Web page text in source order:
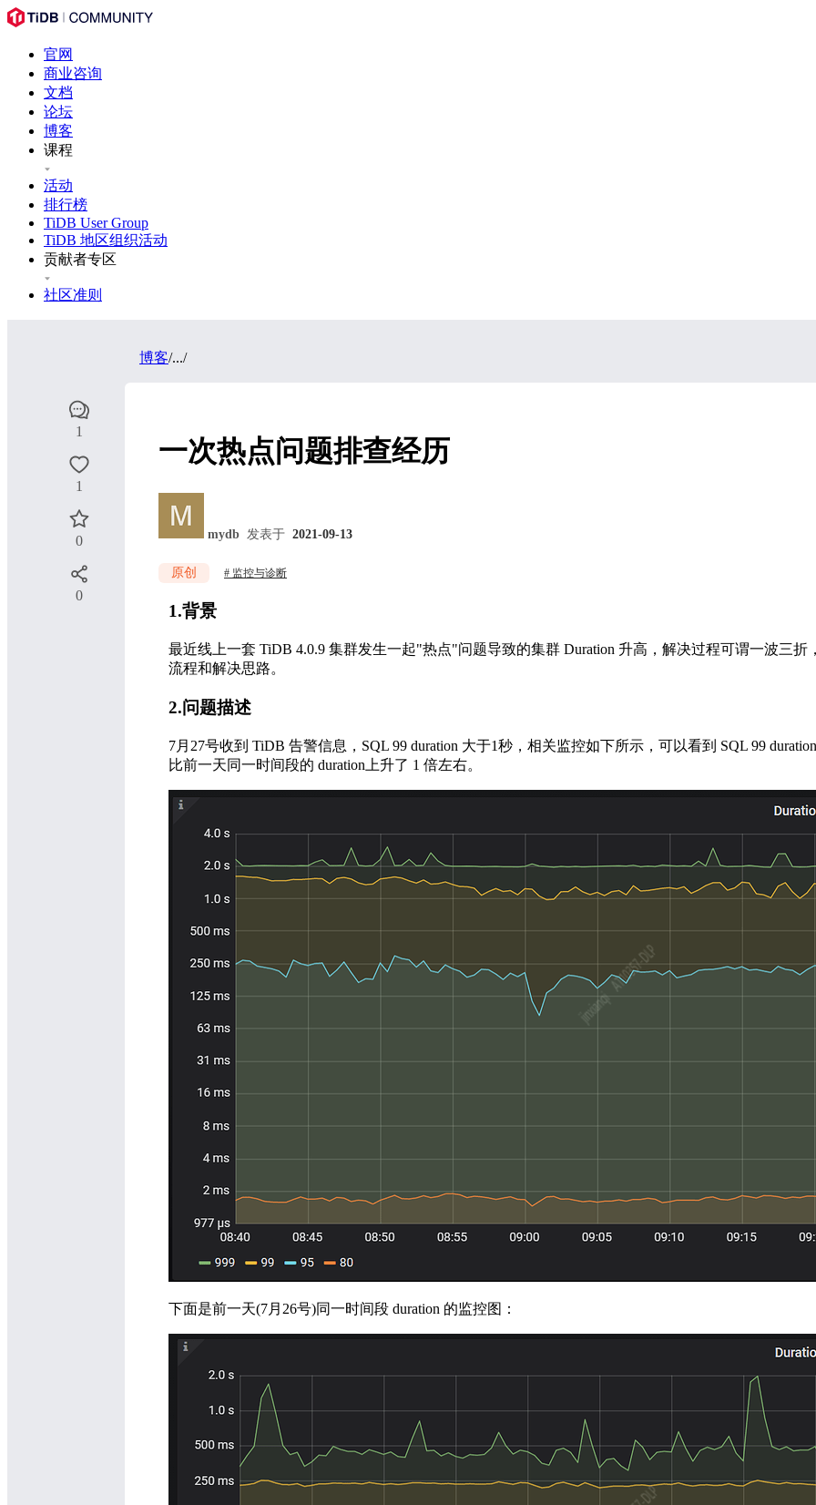
官网
商业咨询
文档
论坛
博客
课程
活动
排行榜
TiDB User Group
TiDB 地区组织活动
贡献者专区
社区准则
1
1
0
0
博客/.../
一次热点问题排查经历
mydb 发表于 2021-09-13
原创 监控与诊断
1.背景
最近线上一套 TiDB 4.0.9 集群发生一起"热点"问题导致的集群 Duration 升高，解决过程可谓一波三
流程和解决思路。
2.问题描述
7月27号收到 TiDB 告警信息，SQL 99 duration 大于1秒，相关监控如下所示，可以看到 SQL 99
比前一天同一时间段的 duration上升了 1 倍左右。
下面是前一天(7月26号)同一时间段 duration 的监控图：